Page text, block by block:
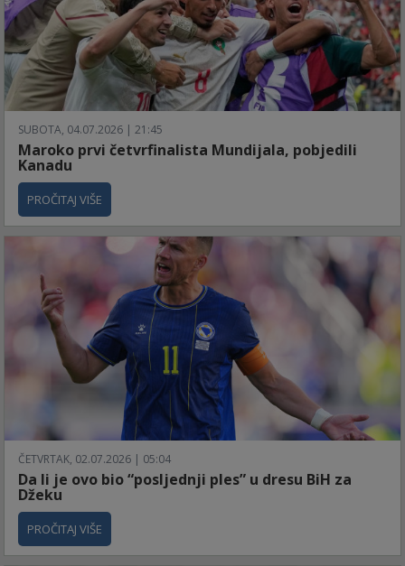
SUBOTA, 04.07.2026 | 21:45
Maroko prvi četvrfinalista Mundijala, pobjedili
Kanadu
PROČITAJ VIŠE
ČETVRTAK, 02.07.2026 | 05:04
Da li je ovo bio “posljednji ples” u dresu BiH za
Džeku
PROČITAJ VIŠE